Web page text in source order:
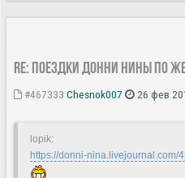
Re: Поездки Донни Нины по
#467333 Chesnok007 26 фев
lopik:
https://donni-nina.livejournal.com/